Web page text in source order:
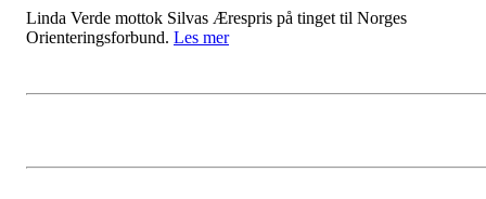
Linda Verde mottok Silvas Ærespris på tinget til Norges
Orienteringsforbund. Les mer